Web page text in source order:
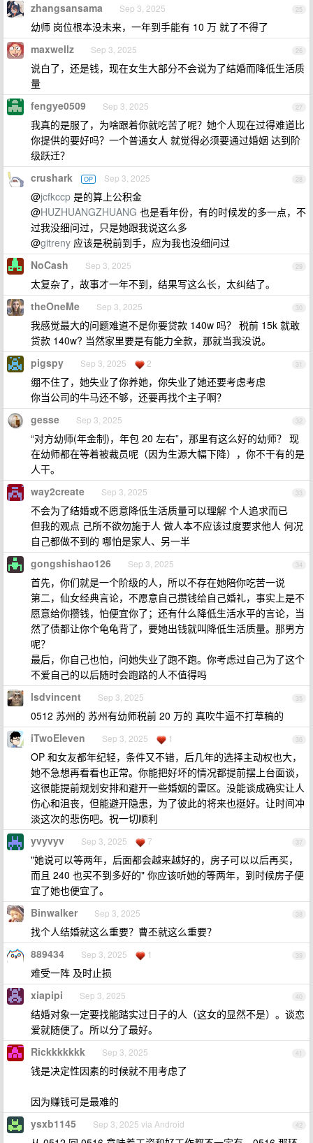
25
zhangsansama Sep 3, 2025
幼师 岗位根本没未来，一年到手能有 10 万 就了不得了
26
maxwellz Sep 3, 2025
说白了，还是钱，现在女生大部分不会说为了结婚而降低生活质
量
27
fengye0509 Sep 3, 2025
我真的是服了，为啥跟着你就吃苦了呢？她个人现在过得难道比
你提供的要好吗？一个普通女人 就觉得必须要通过婚姻 达到阶
级跃迁？
28
crushark OP Sep 3, 2025
@jcfkccp 是的算上公积金
@HUZHUANGZHUANG 也是看年份，有的时候发的多一点，不
过我没细问过，只是她跟我说这么多
@gitreny 应该是税前到手，应为我也没细问过
29
NoCash Sep 3, 2025
太复杂了，故事才一年不到，结果写这么长，太纠结了。
30
theOneMe Sep 3, 2025
我感觉最大的问题难道不是你要贷款 140w 吗？ 税前 15k 就敢
贷款 140w? 当然家里要是有能力全款，那就当我没说。
31
pigspy Sep 3, 2025 2
绷不住了，她失业了你养她，你失业了她还要考虑考虑
你当公司的牛马还不够，还要再找个主子啊？
32
gesse Sep 3, 2025
“对方幼师(年金制)，年包 20 左右”，那里有这么好的幼师？ 现
在幼师都在等着被裁员呢（因为生源大幅下降），你不干有的是
人干。
33
way2create Sep 3, 2025
不会为了结婚或不愿意降低生活质量可以理解 个人追求而已
但我的观点 己所不欲勿施于人 做人本不应该过度要求他人 何况
自己都做不到的 哪怕是家人、另一半
34
gongshishao126 Sep 3, 2025
首先，你们就是一个阶级的人，所以不存在她陪你吃苦一说
第二，仙女经典言论，不愿意自己攒钱给自己婚礼，事实上是不
愿意给你攒钱，怕便宜你了；还有什么降低生活水平的言论，当
然了债都让你个龟龟背了，要她出钱就叫降低生活质量。那男方
呢？
最后，你自己也怕，问她失业了跑不跑。你考虑过自己为了这个
不爱自己的以后随时会跑路的人不值得吗
35
lsdvincent Sep 3, 2025
0512 苏州的 苏州有幼师税前 20 万的 真吹牛逼不打草稿的
36
iTwoEleven Sep 3, 2025 1
OP 和女友都年纪轻，条件又不错，后几年的选择主动权也大，
她不急想再看看也正常。你能把好坏的情况都提前摆上台面谈，
这很能提前规划安排和避开一些婚姻的雷区。没能谈成确实让人
伤心和沮丧，但能避开隐患，为了彼此的将来也挺好。让时间冲
淡这次的悲伤吧。祝一切顺利
37
yvyvyv Sep 3, 2025 7
"她说可以等两年，后面都会越来越好的，房子可以以后再买，
而且 240 也买不到多好的" 你应该听她的等两年，到时候房子便
宜了她也便宜了。
38
Binwalker Sep 3, 2025
找个人结婚就这么重要？曹丕就这么重要？
39
889434 Sep 3, 2025 1
难受一阵 及时止损
40
xiapipi Sep 3, 2025
结婚对象一定要找能踏实过日子的人（这女的显然不是）。谈恋
爱就随便了。所以分了最好。
41
Rickkkkkkk Sep 3, 2025
钱是决定性因素的时候就不用考虑了
因为赚钱可是最难的
42
ysxb1145 Sep 3, 2025 via Android